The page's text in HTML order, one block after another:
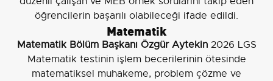
öğrencilerin başarılı olabileceği ifade edildi.
Matematik
Matematik Bölüm Başkanı Özgür Aytekin2026 LGS
Matematik testinin işlem becerilerinin ötesinde
matematiksel muhakeme, problem çözme ve